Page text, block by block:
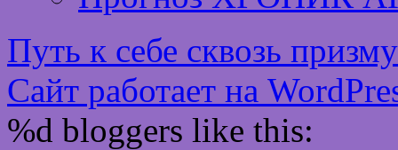
Путь к себе сквозь
Сайт работает на
%d bloggers like this: